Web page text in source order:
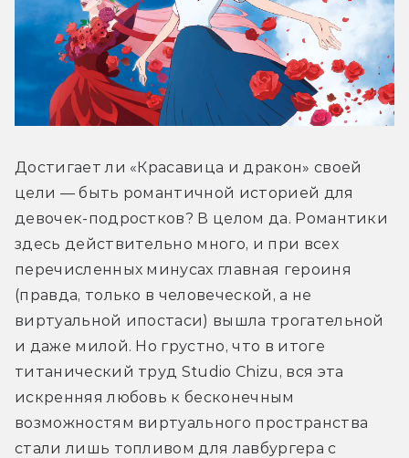
Достигает ли «Красавица и дракон» своей
цели — быть романтичной историей для
девочек-подростков? В целом да. Романтики
здесь действительно много, и при всех
перечисленных минусах главная героиня
(правда, только в человеческой, а не
виртуальной ипостаси) вышла трогательной
и даже милой. Но грустно, что в итоге
титанический труд Studio Chizu, вся эта
искренняя любовь к бесконечным
возможностям виртуального пространства
стали лишь топливом для лавбургера с